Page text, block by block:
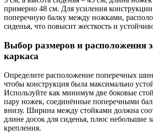
примерно 48 см. Для усиления конструкции
поперечную балку между ножками,
сиденья, что повысит жесткость и
Выбор размеров и расположения
каркаса
Определите расположение поперечных
чтобы конструкция была максимально
Используйте как минимум две боковые
пару ножек, соединённые поперечными
внизу. Ширина между стойками должна
длине досок для сиденья, плюс небольшие
крепления.